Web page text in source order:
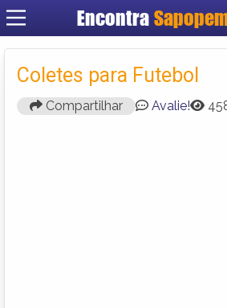
Encontra
Cadastrar
Criar conta
Coletes para Futebol
Compartilhar Avalie!